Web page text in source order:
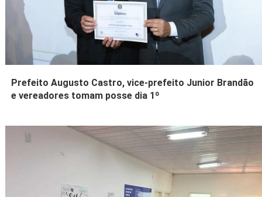
Prefeito Augusto Castro, vice-prefeito Junior Brandão
e vereadores tomam posse dia 1º